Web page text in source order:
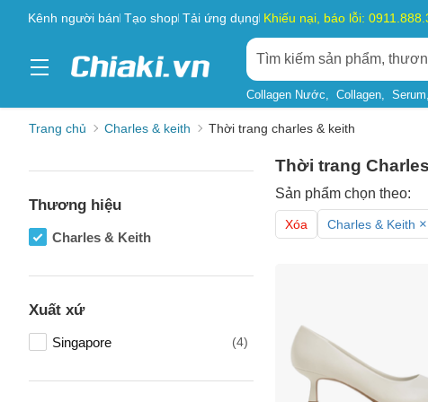
Kênh người bán Tạo shop Tải ứng dụng Khiếu nại, báo lỗi:
Collagen Nước Collagen Serum
Trang chủ Charles & keith Thời trang charles & keith
Thương hiệu
Charles & Keith
Xuất xứ
Singapore (4)
Thời trang
Sản phẩm chọn theo:
Xóa Charles & Keith ×